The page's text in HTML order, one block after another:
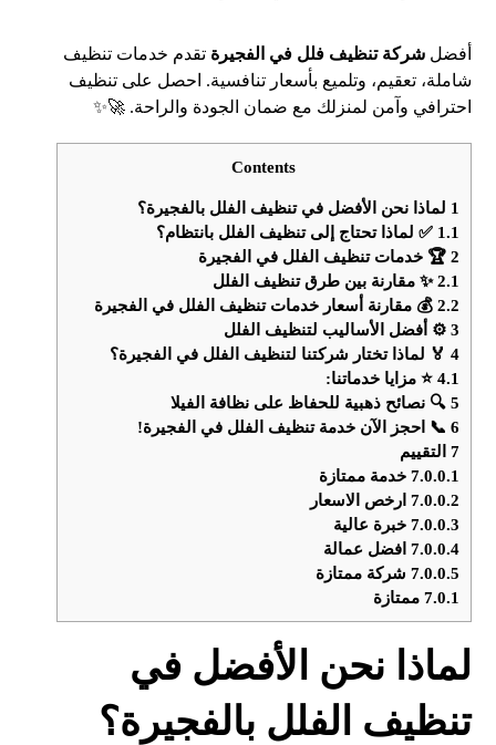
أفضلشركة تنظيف فلل في الفجيرة تقدم خدمات تنظيف
شاملة، تعقيم، وتلميع بأسعار تنافسية. احصل على تنظيف
احترافي وآمن لمنزلك مع ضمان الجودة والراحة. 🚀✨
Contents
1 لماذا نحن الأفضل في تنظيف الفلل بالفجيرة؟
1.1 ✅ لماذا تحتاج إلى تنظيف الفلل بانتظام؟
2 🏆 خدمات تنظيف الفلل في الفجيرة
2.1✨ مقارنة بين طرق تنظيف الفلل
2.2 💰 مقارنة أسعار خدمات تنظيف الفلل في الفجيرة
3 ⚙️ أفضل الأساليب لتنظيف الفلل
4 🏅 لماذا تختار شركتنا لتنظيف الفلل في الفجيرة؟
4.1 ⭐ مزايا خدماتنا:
5 🔍 نصائح ذهبية للحفاظ على نظافة الفيلا
6 📞 احجز الآن خدمة تنظيف الفلل في الفجيرة!
7 التقييم
7.0.0.1 خدمة ممتازة
7.0.0.2 ارخص الاسعار
7.0.0.3 خبرة عالية
7.0.0.4 افضل عمالة
7.0.0.5 شركة ممتازة
7.0.1 ممتازة
لماذا نحن الأفضل في
تنظيف الفلل بالفجيرة؟